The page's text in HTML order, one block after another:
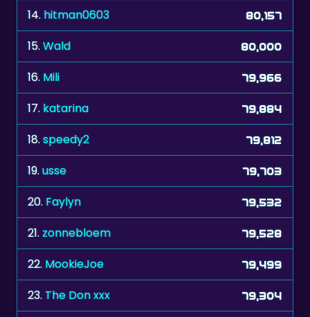
14. hitman0603 80,157
15.Wald 80,000
16. Mili 79,966
17. katarina 79,884
18.speedy2 79,812
19.usse 79,703
20. Faylyn 79,532
21.zonnebloem 79,528
22. MookieJoe 79,499
23. The Don xxx 79,304